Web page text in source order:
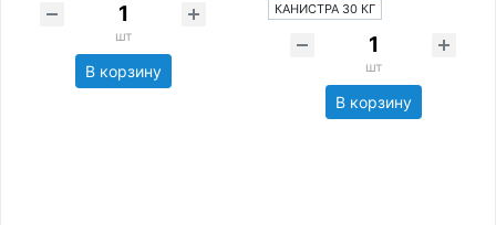
шт
В корзину
КАНИСТРА 30 КГ
шт
В корзину